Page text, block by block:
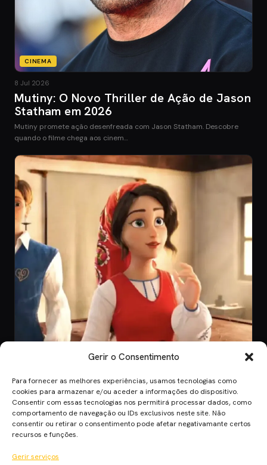
Gerir o Consentimento
Para fornecer as melhores experiências, usamos tecnologias como
cookies para armazenar e/ou aceder a informações do dispositivo.
Consentir com essas tecnologias nos permitirá processar dados, como
comportamento de navegação ou IDs exclusivos neste site. Não
consentir ou retirar o consentimento pode afetar negativamante certos
recursos e funções.
Gerir serviços
CINEMA
8 Jul 2026
Mutiny: O Novo Thriller de Ação de Jason
Statham em 2026
Mutiny promete ação desenfreada com Jason Statham. Descobre
quando o filme chega aos cinem…
CINEMA
8 Jul 2026
O Novo Teaser de “Viana, A Lenda dos
Corações de Ouro”
produção portuguesa de ani…